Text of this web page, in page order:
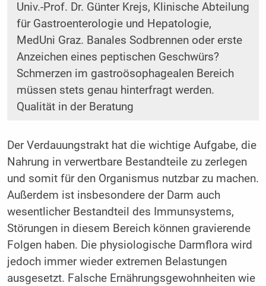
Univ.-Prof. Dr. Günter Krejs, Klinische Abteilung
für Gastroenterologie und Hepatologie,
MedUni Graz. Banales Sodbrennen oder erste
Anzeichen eines peptischen Geschwürs?
Schmerzen im gastroösophagealen Bereich
müssen stets genau hinterfragt werden.
Qualität in der Beratung
Der Verdauungstrakt hat die wichtige Aufgabe, die
Nahrung in verwertbare Bestandteile zu zerlegen
und somit für den Organismus nutzbar zu machen.
Außerdem ist insbesondere der Darm auch
wesentlicher Bestandteil des Immunsystems,
Störungen in diesem Bereich können gravierende
Folgen haben. Die physiologische Darmflora wird
jedoch immer wieder extremen Belastungen
ausgesetzt. Falsche Ernährungsgewohnheiten wie